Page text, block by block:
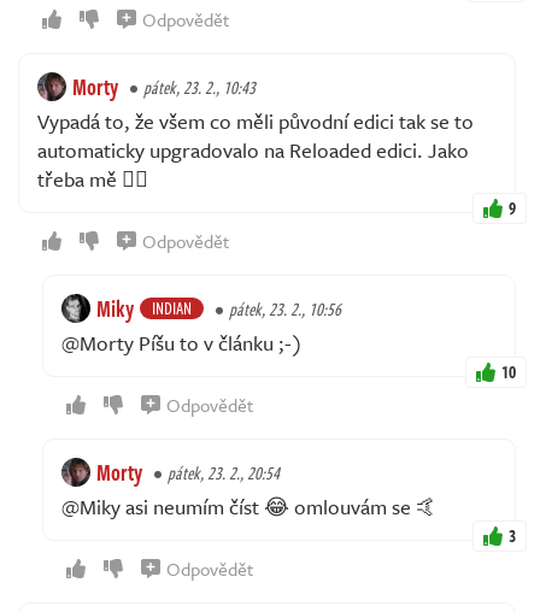
Odpovědět
Morty pátek, 23. 2., 10:43
Vypadá to, že všem co měli původní edici tak se to
automaticky upgradovalo na Reloaded edici. Jako
třeba mě 🤷‍♂️
9
Odpovědět
Miky INDIAN pátek, 23. 2., 10:56
@Morty Píšu to v článku ;-)
10
Odpovědět
Morty pátek, 23. 2., 20:54
@Miky asi neumím číst 😂 omlouvám se 🤙
3
Odpovědět